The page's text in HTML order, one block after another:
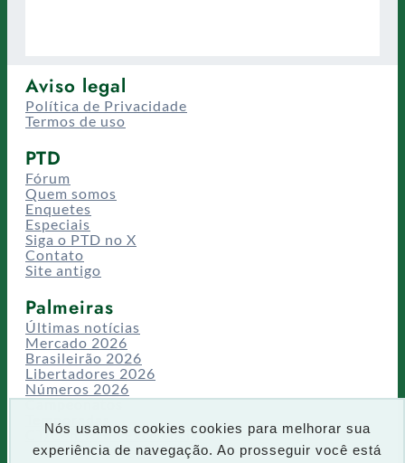
Nós usamos cookies cookies para melhorar sua
experiência de navegação. Ao prosseguir você está
Aviso legal
Política de Privacidade
Termos de uso
PTD
Fórum
Quem somos
Enquetes
Especiais
Siga o PTD no X
Contato
Site antigo
Palmeiras
Últimas notícias
Mercado 2026
Brasileirão 2026
Libertadores 2026
Números 2026
Campeonatos
Temporadas
CT/Centro de Excelência